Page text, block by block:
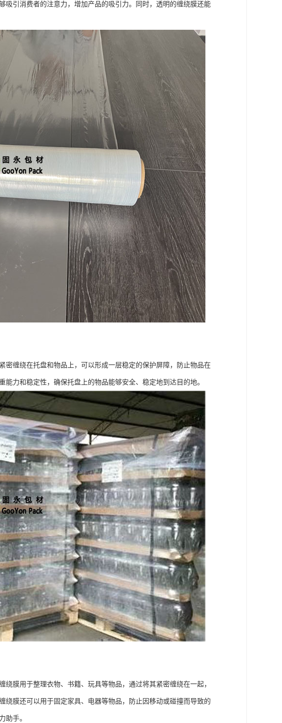
引消费者的注意力，增加产品的吸引力。同时，透明的缠绕膜还能
缠绕在托盘和物品上，可以形成一层稳定的保护屏障，防止物品在
力和稳定性，确保托盘上的物品能够安全、稳定地到达目的地。
膜用于整理衣物、书籍、玩具等物品，通过将其紧密缠绕在一起，
膜还可以用于固定家具、电器等物品，防止因移动或碰撞而导致的
助手。